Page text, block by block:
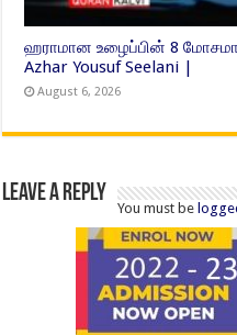
ஹராமான உழைப்பின் 8
Azhar Yousuf Seelani |
August 6, 2026
Leave a Reply
You must be